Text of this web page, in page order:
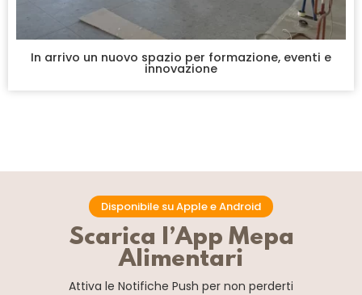
In arrivo un nuovo spazio per formazione, eventi e
innovazione
Disponibile su Apple e Android
Scarica l’App Mepa
Alimentari
Attiva le Notifiche Push per non perderti